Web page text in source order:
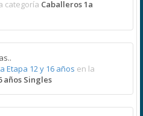
categoría Caballeros 1a
Etapa 12 y 16 años en la
años Singles